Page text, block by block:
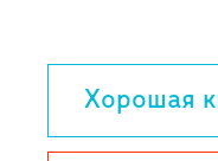
Хорошая